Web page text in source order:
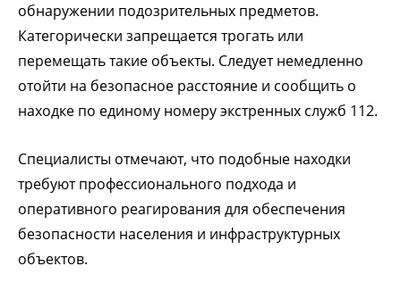
обнаружении подозрительных предметов.
Категорически запрещается трогать или
перемещать такие объекты. Следует немедленно
отойти на безопасное расстояние и сообщить о
находке по единому номеру экстренных служб 112.
Специалисты отмечают, что подобные находки
требуют профессионального подхода и
оперативного реагирования для обеспечения
безопасности населения и инфраструктурных
объектов.